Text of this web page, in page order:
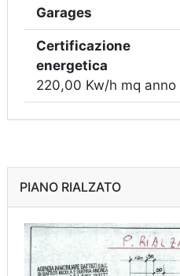
Garages
Certificazione
energetica
220,00 Kw/h mq anno
PIANO RIALZATO